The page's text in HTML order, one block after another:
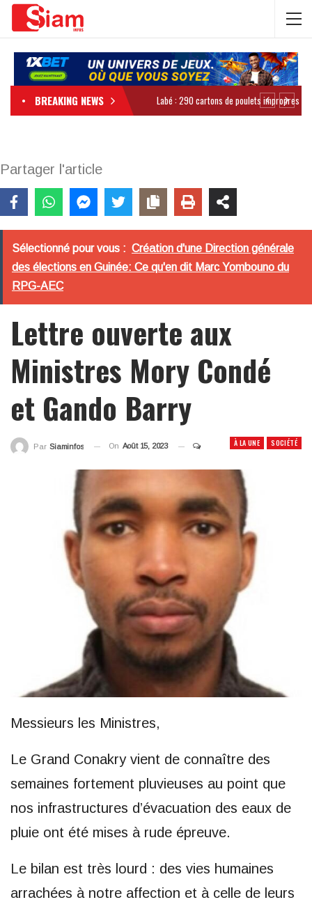
BREAKING NEWS
Partager l'article
Sélectionné pour vous : Création d'une Direction générale
des élections en Guinée: Ce qu'en dit Marc Yombouno du
RPG-AEC
Lettre ouverte aux
Ministres Mory Condé
et Gando Barry
À LA UNE SOCIÉTÉ
Par Siaminfos On Août 15, 2023
Messieurs les Ministres,
Le Grand Conakry vient de connaître des
semaines fortement pluvieuses au point que
nos infrastructures d’évacuation des eaux de
pluie ont été mises à rude épreuve.
Le bilan est très lourd : des vies humaines
arrachées à notre affection et à celle de leurs